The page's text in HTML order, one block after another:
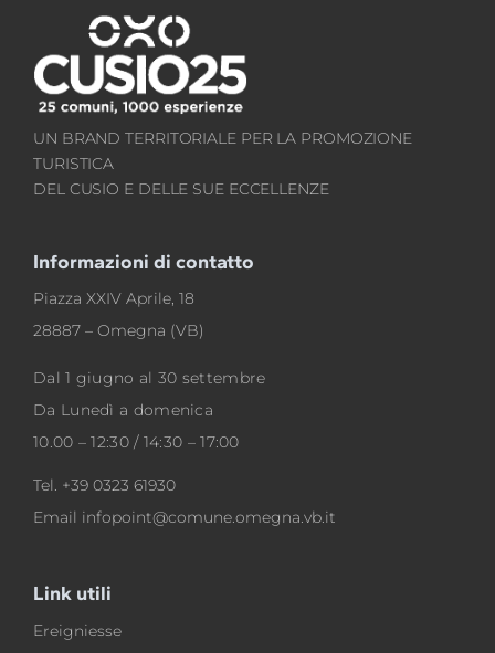
UN BRAND TERRITORIALE PER LA PROMOZIONE
TURISTICA
DEL CUSIO E DELLE SUE ECCELLENZE
Informazioni di contatto
Piazza XXIV Aprile, 18
28887 – Omegna (VB)
Dal 1 giugno al 30 settembre
Da Lunedì a domenica
10.00 – 12:30 / 14:30 – 17:00
Tel. +39 0323 61930
Email infopoint@comune.omegna.vb.it
Link utili
Ereigniesse